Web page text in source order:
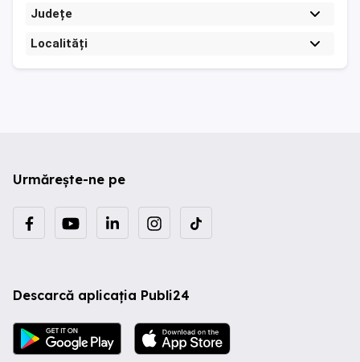
Județe
Localități
Urmărește-ne pe
Descarcă aplicația Publi24